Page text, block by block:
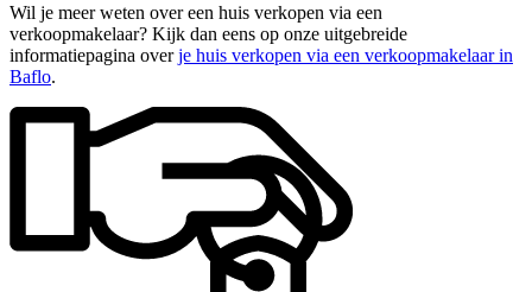
Wil je meer weten over een huis verkopen via een
verkoopmakelaar? Kijk dan eens op onze uitgebreide
informatiepagina overje huis verkopen via een verkoopmakelaar in
Baflo.